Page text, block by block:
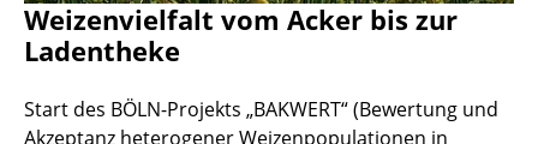
Weizenvielfalt vom Acker bis zur
Ladentheke
Start des BÖLN-Projekts „BAKWERT“ (Bewertung und
Akzeptanz heterogener Weizenpopulationen in